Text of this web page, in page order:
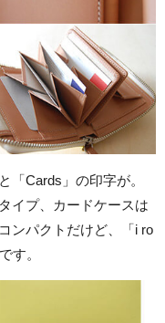
「Cards」の印字が。
イプ、カードケースは
ンパクトだけど、「i ro
す。